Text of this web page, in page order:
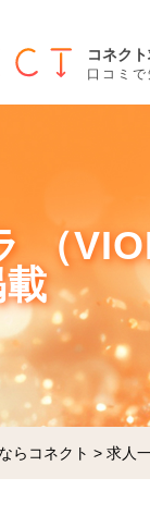
コネク
口コミ
（
らコネクト > 求人